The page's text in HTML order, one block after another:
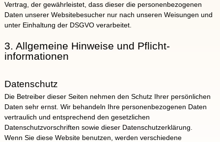
Vertrag, der gewährleistet, dass dieser die personenbezogenen
Daten unserer Websitebesucher nur nach unseren Weisungen und
unter Einhaltung der DSGVO verarbeitet.
3. Allgemeine Hinweise und Pflicht­
informationen
Datenschutz
Die Betreiber dieser Seiten nehmen den Schutz Ihrer persönlichen
Daten sehr ernst. Wir behandeln Ihre personenbezogenen Daten
vertraulich und entsprechend den gesetzlichen
Datenschutzvorschriften sowie dieser Datenschutzerklärung.
Wenn Sie diese Website benutzen, werden verschiedene